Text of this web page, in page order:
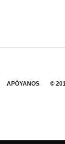
APÓYANOS ©